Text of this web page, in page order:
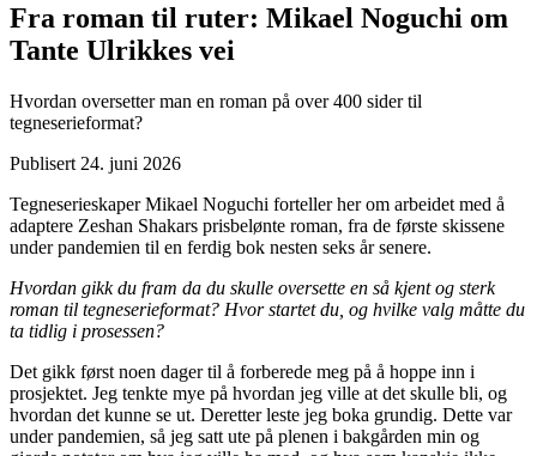
Fra roman til ruter: Mikael Noguchi om
Tante Ulrikkes vei
Hvordan oversetter man en roman på over 400 sider til
tegneserieformat?
Publisert 24. juni 2026
Tegneserieskaper Mikael Noguchi forteller her om arbeidet med å
adaptere Zeshan Shakars prisbelønte roman, fra de første skissene
under pandemien til en ferdig bok nesten seks år senere.
Hvordan gikk du fram da du skulle oversette en så kjent og sterk
roman til tegneserieformat? Hvor startet du, og hvilke valg måtte du
ta tidlig i prosessen?
Det gikk først noen dager til å forberede meg på å hoppe inn i
prosjektet. Jeg tenkte mye på hvordan jeg ville at det skulle bli, og
hvordan det kunne se ut. Deretter leste jeg boka grundig. Dette var
under pandemien, så jeg satt ute på plenen i bakgården min og